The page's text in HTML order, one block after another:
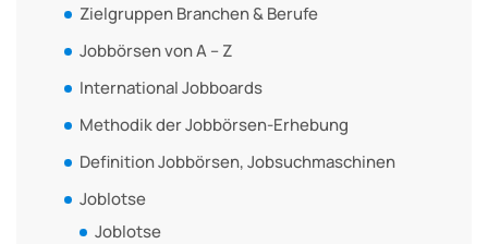
Zielgruppen Branchen & Berufe
Jobbörsen von A – Z
International Jobboards
Methodik der Jobbörsen-Erhebung
Definition Jobbörsen, Jobsuchmaschinen
Joblotse
Joblotse